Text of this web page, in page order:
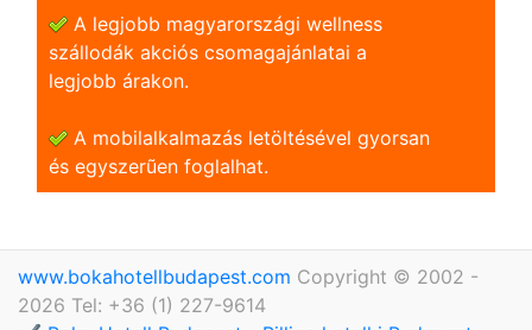
A legjobb magyarországi wellness
szállodák akciós csomagajánlatai a
legjobb árakon.
A mobilalkalmazás letöltésével gyorsan
és egyszerũen foglalhat.
www.bokahotellbudapest.com Copyright © 2002 -
2026 Tel: +36 (1) 227-9614